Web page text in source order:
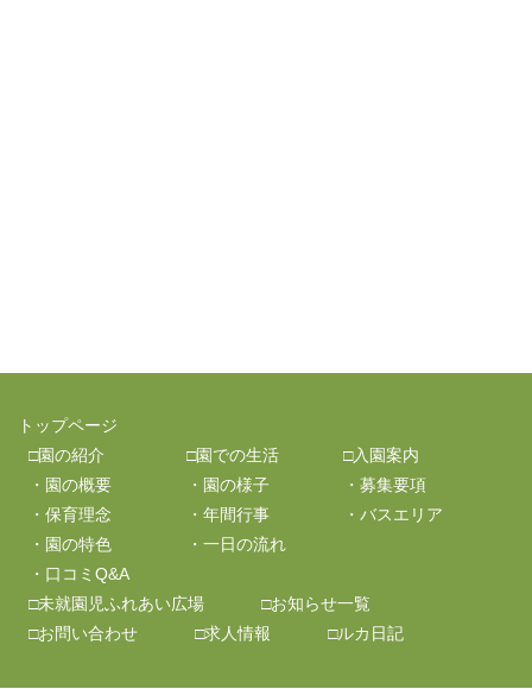
トップページ
□園の紹介
・園の概要
・保育理念
・園の特色
・口コミQ&A
□園での生活
・園の様子
・年間行事
・一日の流れ
□入園案内
・募集要項
・バスエリア
□未就園児ふれあい広場
□お知らせ一覧
□お問い合わせ
□求人情報 □ルカ日記